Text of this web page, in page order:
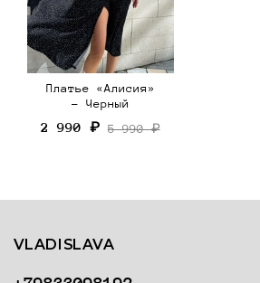
Платье «Алисия»
- Черный
2 990 ₽ 5 990 ₽
VLADISLAVA